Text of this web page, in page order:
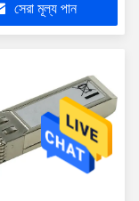
সেরা মূল্য পান